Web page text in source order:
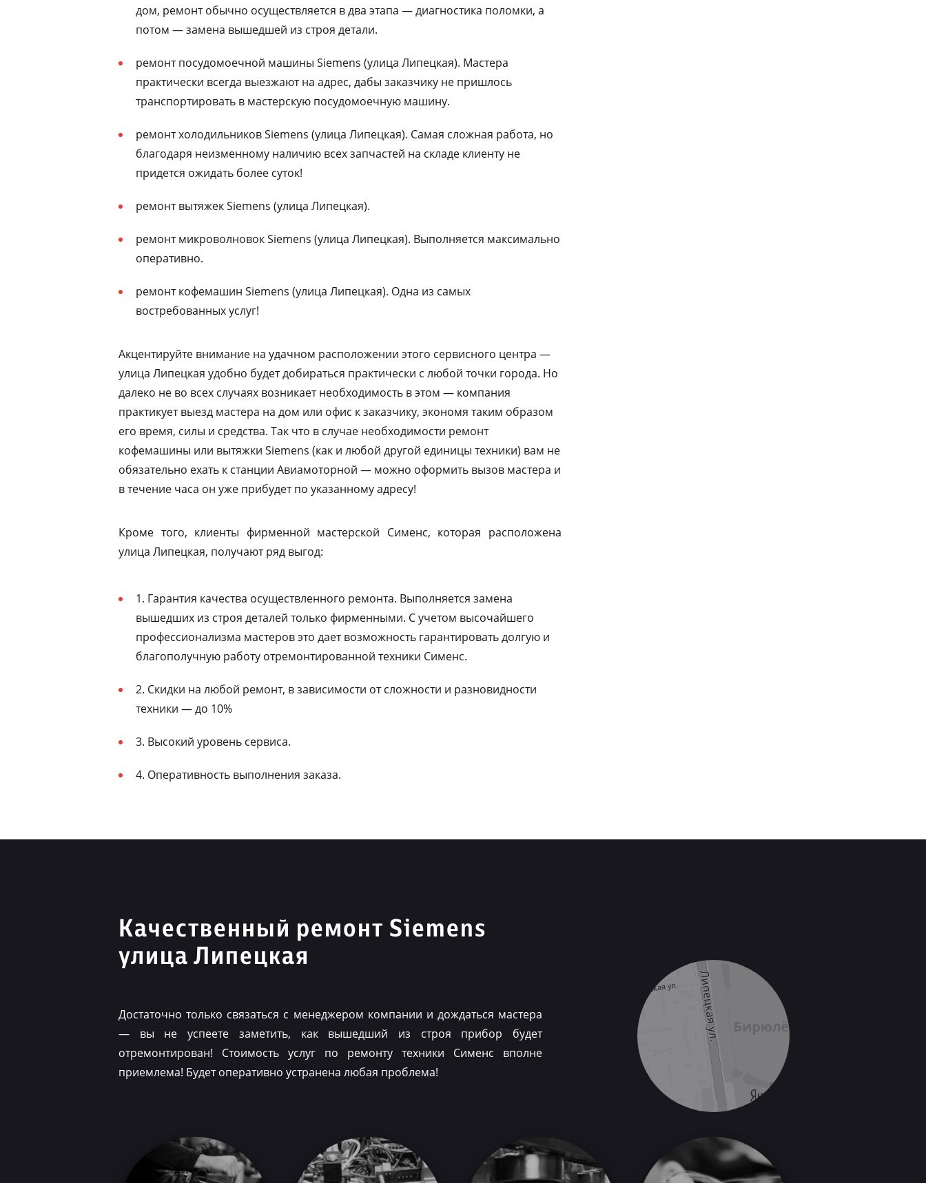
дом, ремонт обычно осуществляется в два этапа — диагностика поломки, а
потом — замена вышедшей из строя детали.
ремонт посудомоечной машины Siemens (улица Липецкая). Мастера
практически всегда выезжают на адрес, дабы заказчику не пришлось
транспортировать в мастерскую посудомоечную машину.
ремонт холодильников Siemens (улица Липецкая). Самая сложная работа, но
благодаря неизменному наличию всех запчастей на складе клиенту не
придется ожидать более суток!
ремонт вытяжек Siemens (улица Липецкая).
ремонт микроволновок Siemens (улица Липецкая). Выполняется максимально
оперативно.
ремонт кофемашин Siemens (улица Липецкая). Одна из самых
востребованных услуг!
Акцентируйте внимание на удачном расположении этого сервисного центра —
улица Липецкая удобно будет добираться практически с любой точки города. Но
далеко не во всех случаях возникает необходимость в этом — компания
практикует выезд мастера на дом или офис к заказчику, экономя таким образом
его время, силы и средства. Так что в случае необходимости ремонт
кофемашины или вытяжки Siemens (как и любой другой единицы техники) вам не
обязательно ехать к станции Авиамоторной — можно оформить вызов мастера и
в течение часа он уже прибудет по указанному адресу!
Кроме того, клиенты фирменной мастерской Сименс, которая расположена
улица Липецкая, получают ряд выгод:
1. Гарантия качества осуществленного ремонта. Выполняется замена
вышедших из строя деталей только фирменными. С учетом высочайшего
профессионализма мастеров это дает возможность гарантировать долгую и
благополучную работу отремонтированной техники Сименс.
2. Скидки на любой ремонт, в зависимости от сложности и разновидности
техники — до 10%
3. Высокий уровень сервиса.
4. Оперативность выполнения заказа.
Качественный ремонт Siemens
улица Липецкая
Достаточно только связаться с менеджером компании и дождаться мастера
— вы не успеете заметить, как вышедший из строя прибор будет
отремонтирован! Стоимость услуг по ремонту техники Сименс вполне
приемлема! Будет оперативно устранена любая проблема!